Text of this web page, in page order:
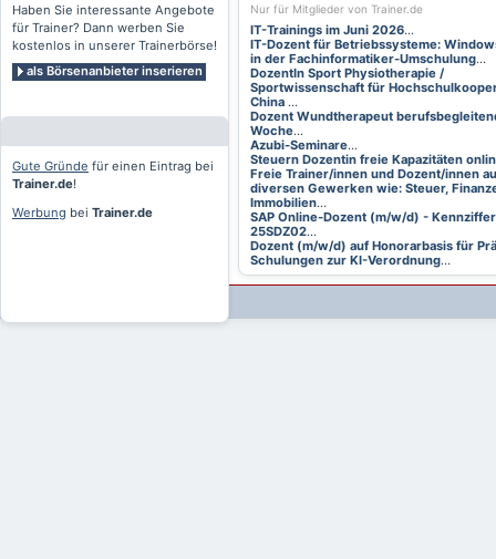
Haben Sie interessante Angebote
für Trainer? Dann werben Sie
kostenlos in unserer Trainerbörse!
als Börsenanbieter inserieren
Gute Gründe für einen Eintrag bei
Trainer.de!
Werbung bei Trainer.de
Nur für Mitglieder von Trainer.de
IT-Trainings im Juni 2026...
IT-Dozent für Betriebssysteme:
in der Fachinformatiker-Umschulung...
DozentIn Sport Physiotherapie /
Sportwissenschaft für
China ...
Dozent Wundtherapeut
Woche...
Azubi-Seminare...
Steuern Dozentin freie Kapazitäten
Freie Trainer/innen und Dozent/innen
diversen Gewerken wie: Steuer,
Immobilien...
SAP Online-Dozent (m/w/d) -
25SDZ02...
Dozent (m/w/d) auf Honorarbasis für
Schulungen zur KI-Verordnung...